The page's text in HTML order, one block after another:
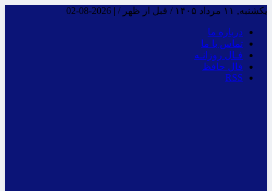
یکشنبه, ۱۱ مرداد ۱۴۰۵ / قبل از ظهر / |
2026-08-02
درباره ما
تماس با ما
فـال روزانـه
فال حافظ
RSS